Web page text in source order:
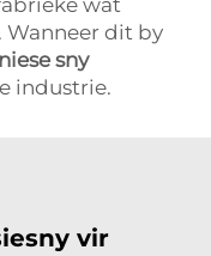
wat
Wanneer dit by
sny
industrie.
vir